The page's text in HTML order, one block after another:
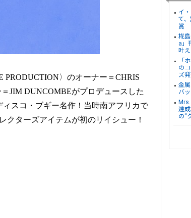
PRODUCTION〉のオーナー＝CHRIS
JIM DUNCOMBEがプロデュースした
ィスコ・ブギー名作！当時南アフリカで
クターズアイテムが初のリイシュー！
イ
て
賞
椛
a」
叶
「
の
ズ
金
バ
達
の“